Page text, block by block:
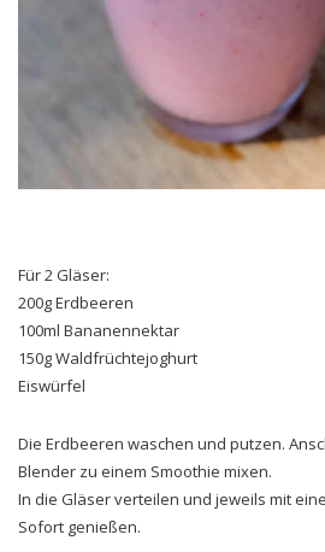
Für 2 Gläser:
200g Erdbeeren
100ml Bananennektar
150g Waldfrüchtejoghurt
Eiswürfel
Die Erdbeeren waschen und putzen.
Blender zu einem Smoothie mixen.
In die Gläser verteilen und jeweils mit
Sofort genießen.